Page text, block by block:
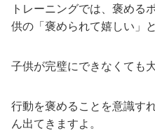
トレーニングでは、褒める
供の「褒められて嬉しい」
子供が完璧にできなくても
行動を褒めることを意識す
ん出てきますよ。